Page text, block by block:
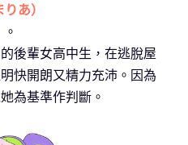
あ）
後輩女高中生，在逃脫屋
快開朗又精力充沛。因為
為基準作判斷。